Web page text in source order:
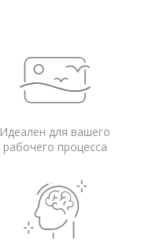
Идеален для вашего
рабочего процесса